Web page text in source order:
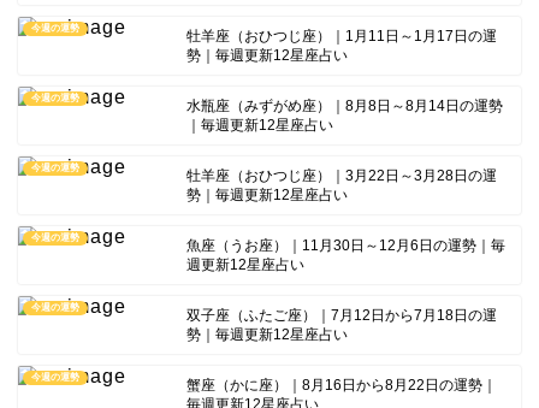
今週の運勢
牡羊座（おひつじ座）｜1月11日～1月17日の運
勢｜毎週更新12星座占い
今週の運勢
水瓶座（みずがめ座）｜8月8日～8月14日の運勢
｜毎週更新12星座占い
今週の運勢
牡羊座（おひつじ座）｜3月22日～3月28日の運
勢｜毎週更新12星座占い
今週の運勢
魚座（うお座）｜11月30日～12月6日の運勢｜毎
週更新12星座占い
今週の運勢
双子座（ふたご座）｜7月12日から7月18日の運
勢｜毎週更新12星座占い
今週の運勢
蟹座（かに座）｜8月16日から8月22日の運勢｜
毎週更新12星座占い